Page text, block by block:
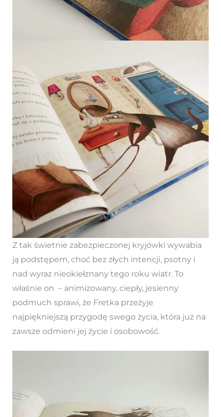
Z tak świetnie zabezpieczonej kryjówki wywabia
ją podstępem, choć bez złych intencji, psotny i
nad wyraz nieokiełznany tego roku wiatr. To
właśnie on – animizowany, ciepły, jesienny
podmuch sprawi, że Fretka przeżyje
najpiękniejszą przygodę swego życia, która już na
zawsze odmieni jej życie i osobowość.